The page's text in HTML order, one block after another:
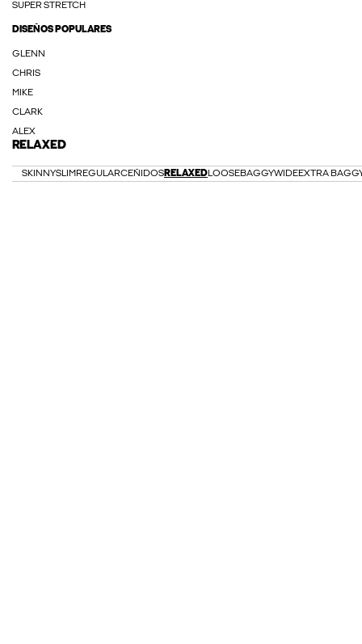
SUPER STRETCH
DISEÑOS POPULARES
GLENN
CHRIS
MIKE
CLARK
ALEX
RELAXED
SKINNYSLIM REGULARCEÑIDOSRELAXEDLOOSEBAGGYWIDEEXTRA